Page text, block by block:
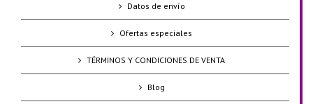
Datos de envío
Ofertas especiales
TÉRMINOS Y CONDICIONES DE VENTA
Blog